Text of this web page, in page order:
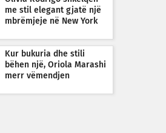
me stil elegant gjatë një
mbrëmjeje në New York
Kur bukuria dhe stili
bëhen një, Oriola Marashi
merr vëmendjen